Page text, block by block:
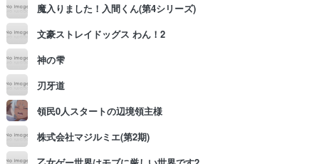
魔入りました！入間くん(第4シリーズ)
文豪ストレイドッグス わん！2
神の雫
刃牙道
領民0人スタートの辺境領主様
株式会社マジルミエ(第2期)